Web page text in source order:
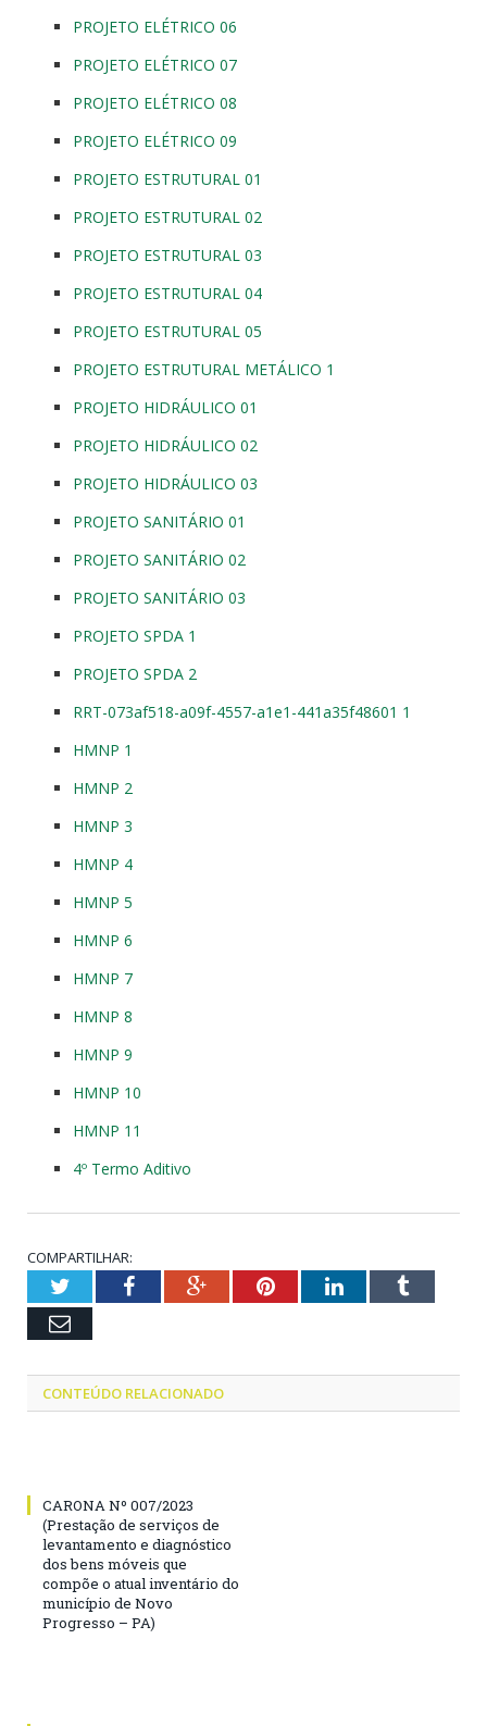
PROJETO ELÉTRICO 06
PROJETO ELÉTRICO 07
PROJETO ELÉTRICO 08
PROJETO ELÉTRICO 09
PROJETO ESTRUTURAL 01
PROJETO ESTRUTURAL 02
PROJETO ESTRUTURAL 03
PROJETO ESTRUTURAL 04
PROJETO ESTRUTURAL 05
PROJETO ESTRUTURAL METÁLICO 1
PROJETO HIDRÁULICO 01
PROJETO HIDRÁULICO 02
PROJETO HIDRÁULICO 03
PROJETO SANITÁRIO 01
PROJETO SANITÁRIO 02
PROJETO SANITÁRIO 03
PROJETO SPDA 1
PROJETO SPDA 2
RRT-073af518-a09f-4557-a1e1-441a35f48601 1
HMNP 1
HMNP 2
HMNP 3
HMNP 4
HMNP 5
HMNP 6
HMNP 7
HMNP 8
HMNP 9
HMNP 10
HMNP 11
4º Termo Aditivo
COMPARTILHAR:
TwitterFacebookGoogle+PinterestLinkedInTumblr
Email
CONTEÚDO RELACIONADO
CARONA Nº 007/2023
(Prestação de serviços de
levantamento e diagnóstico
dos bens móveis que
compõe o atual inventário do
município de Novo
Progresso – PA)